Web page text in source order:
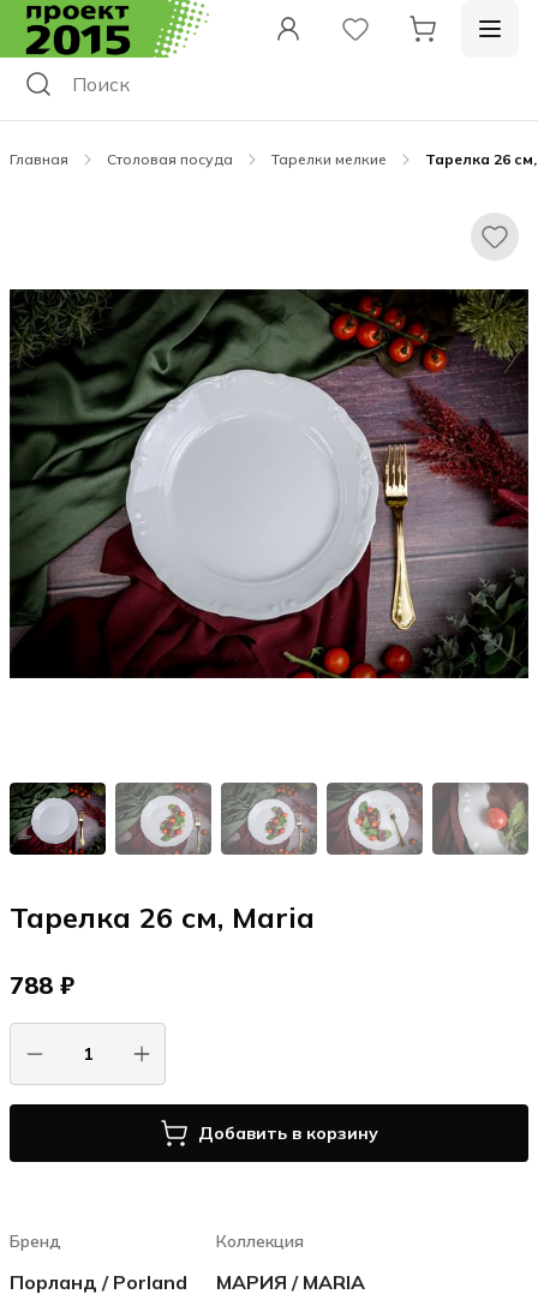
Главная Столовая посуда Тарелки мелкие Тарелка 26
Тарелка 26 см, Maria
788 ₽
Добавить в корзину
Бренд
Порланд / Porland
Коллекция
МАРИЯ / MARIA